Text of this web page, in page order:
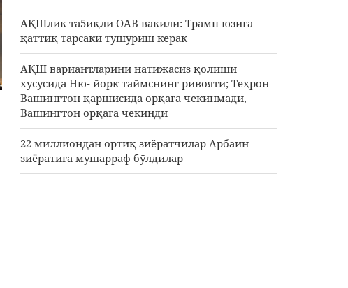
АҚШлик та5иқли ОАВ вакили: Трамп юзига
қаттиқ тарсаки тушуриш керак
АҚШ вариантларини натижасиз қолиши
хусусида Ню- йорк таймснинг ривояти; Теҳрон
Вашингтон қаршисида орқага чекинмади,
Вашингтон орқага чекинди
22 миллиондан ортиқ зиёратчилар Арбаин
зиёратига мушарраф бӯлдилар